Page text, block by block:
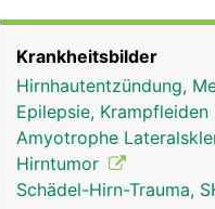
Lähmung auf der
(Lappen), die
Schläfenlappen, der
Bewegungen und
unbewussten
und unserer
Krankheitsbilder
Hirnhautentzündung,
Epilepsie, Krampfleiden
Amyotrophe
Hirntumor
Schädel-Hirn-Trauma,